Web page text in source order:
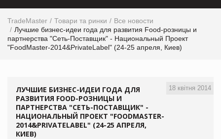
TradeMaster Товари та ринки
Все новости
Лучшие бизнес-идеи года для развития Food-розницы и
партнерства "Сеть-Поставщик" - Национальный Проект
"FoodMaster-2014&PrivateLabel" (24-25 апреля, Киев)
18 квітня 2014
ЛУЧШИЕ БИЗНЕС-ИДЕИ ГОДА ДЛЯ
РАЗВИТИЯ FOOD-РОЗНИЦЫ И
ПАРТНЕРСТВА "СЕТЬ-ПОСТАВЩИК" -
НАЦИОНАЛЬНЫЙ ПРОЕКТ "FOODMASTER-
2014&PRIVATELABEL" (24-25 АПРЕЛЯ,
КИЕВ)